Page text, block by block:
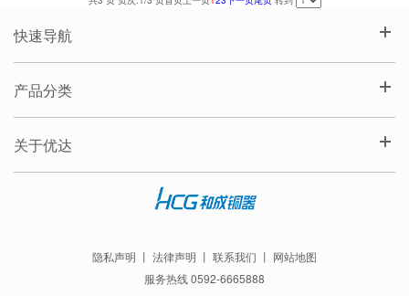
快速导航
产品分类
关于优达
隐私声明 丨 法律声明 丨 联系我们 丨 网站地图
服务热线 0592-6665888